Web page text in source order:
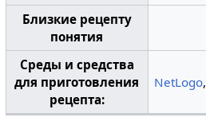
Близкие рецепту
понятия
Среды и средства
для приготовления
рецепта:
NetLogo,